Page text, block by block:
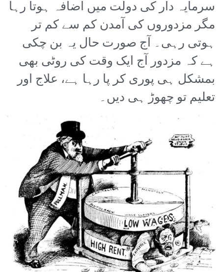
سرمایہ دار کی دولت میں اضافہ ہوتا رہا
مگر مزدوروں کی آمدن کم سے کم تر
ہوتی رہی۔ آج صورت حال یہ بن چکی
ہے کہ مزدور آج ایک وقت کی روٹی بھی
بمشکل ہی پوری کر پا رہا ہے، علاج اور
تعلیم تو چھوڑ ہی دیں۔